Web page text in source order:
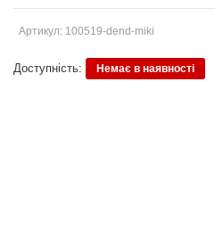
Артикул: 100519-dend-miki
Доступність: Немає в наявності